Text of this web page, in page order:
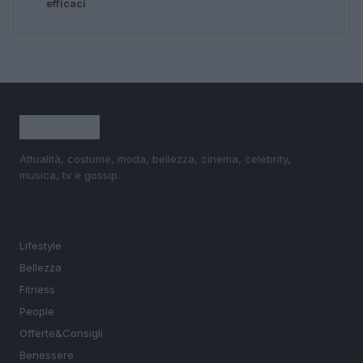
efficaci
Attualità, costume, moda, bellezza, cinema, celebrity,
musica, tv e gossip.
Lifestyle
Bellezza
Fitness
People
Offerte&Consigli
Benessere